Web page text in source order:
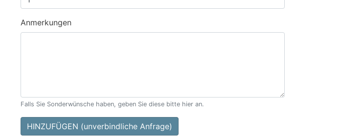
Anmerkungen
Falls Sie Sonderwünsche haben, geben Sie diese bitte hier an.
HINZUFÜGEN (unverbindliche Anfrage)